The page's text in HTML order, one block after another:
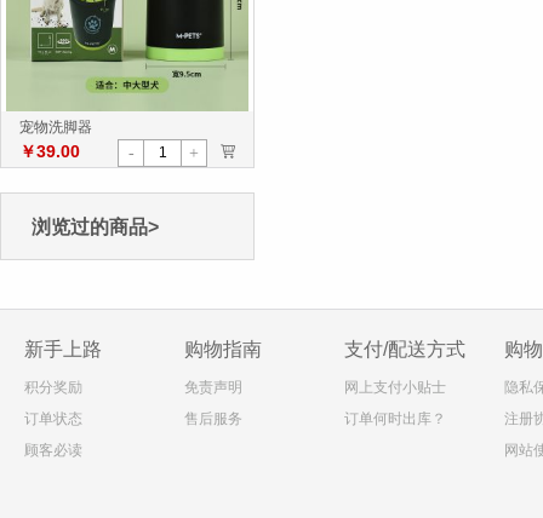
宠物洗脚器
￥39.00 - + >
浏览过的商品>
新手上路
积分奖励
订单状态
顾客必读
购物指南
免责声明
售后服务
支付/配送方式
网上支付小贴士
订单何时出库？
购
隐私
注册
网站